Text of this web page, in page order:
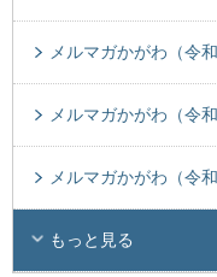
メルマガかがわ（令
メルマガかがわ（令
メルマガかがわ（令
もっと見る